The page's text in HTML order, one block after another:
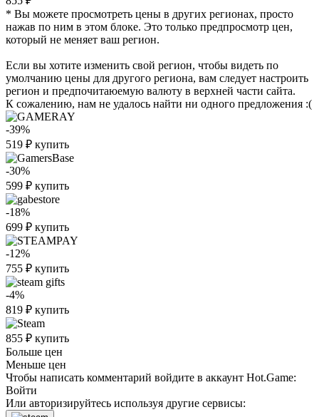
* Вы можете просмотреть цены в других регионах, просто
нажав по ним в этом блоке. Это только предпросмотр цен,
который не меняет ваш регион.
Если вы хотите изменить свой регион, чтобы видеть по
умолчанию цены для другого региона, вам следует настроить
регион и предпочитаюемую валюту в верхней части сайта.
К сожалению, нам не удалось найти ни одного предложения :(
-39%
519 ₽ купить
-30%
599 ₽ купить
-18%
699 ₽ купить
-12%
755 ₽ купить
-4%
819 ₽ купить
855 ₽ купить
Больше цен
Меньше цен
Чтобы написать комментарий войдите в аккаунт Hot.Game:
Войти
Или авторизируйтесь используя другие сервисы: